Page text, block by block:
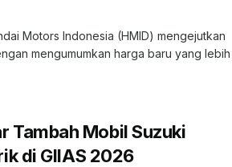
Motors Indonesia (HMID) mengejutkan
mengumumkan harga baru yang lebih
Tambah Mobil Suzuki
di GIIAS 2026